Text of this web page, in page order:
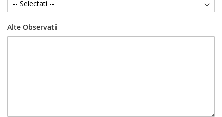
Alte Observatii